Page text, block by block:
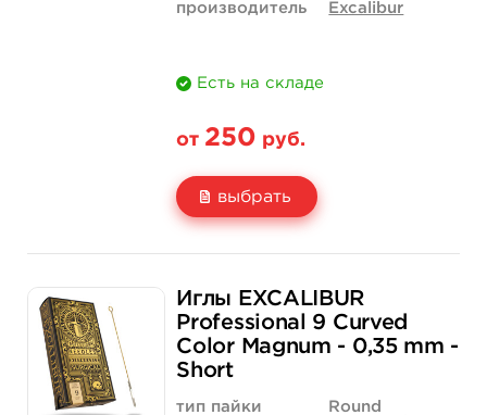
производитель Excalibur
Есть на складе
от 250 руб.
выбрать
Цена
Количество
250 руб.
купить
2 375 руб.
купить
Иглы EXCALIBUR
Professional 9 Curved
Color Magnum - 0,35 mm -
Short
тип пайки
Round